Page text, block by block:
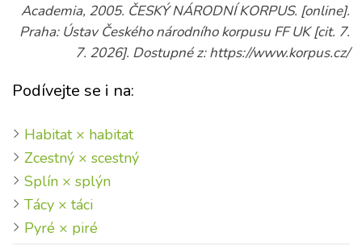
Academia, 2005. ČESKÝ NÁRODNÍ KORPUS. [online].
Praha: Ústav Českého národního korpusu FF UK [cit. 7.
7. 2026]. Dostupné z: https://www.korpus.cz/
Podívejte se i na:
Habitat × habitat
Zcestný × scestný
Splín × splýn
Tácy × táci
Pyré × piré